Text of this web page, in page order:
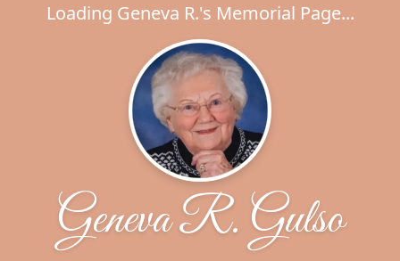
Loading Geneva R.'s Memorial Page...
Geneva R. Gulso